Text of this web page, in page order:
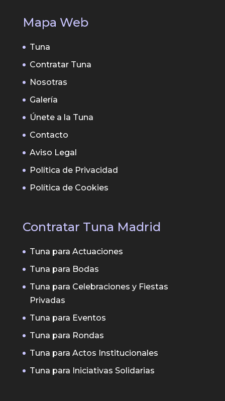
Mapa Web
Tuna
Contratar Tuna
Nosotras
Galería
Únete a la Tuna
Contacto
Aviso Legal
Política de Privacidad
Política de Cookies
Contratar Tuna Madrid
Tuna para Actuaciones
Tuna para Bodas
Tuna para Celebraciones y Fiestas
Privadas
Tuna para Eventos
Tuna para Rondas
Tuna para Actos Institucionales
Tuna para Iniciativas Solidarias